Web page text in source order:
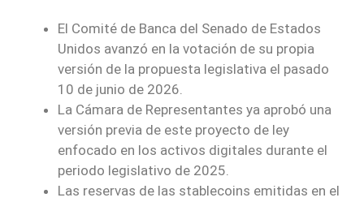
El Comité de Banca del Senado de Estados
Unidos avanzó en la votación de su propia
versión de la propuesta legislativa el pasado
10 de junio de 2026.
La Cámara de Representantes ya aprobó una
versión previa de este proyecto de ley
enfocado en los activos digitales durante el
periodo legislativo de 2025.
Las reservas de las stablecoins emitidas en el